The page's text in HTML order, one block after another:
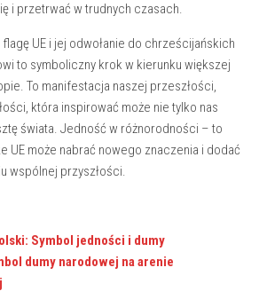
i przetrwać w trudnych czasach.
UE i jej​ odwołanie do chrześcijańskich
to⁣ symboliczny krok​ w kierunku większej
To manifestacja‍ naszej przeszłości,
która inspirować może nie tylko nas
świata. Jedność w różnorodności – to
UE może nabrać nowego znaczenia i dodać
‌wspólnej przyszłości.‌
Symbol jedności i dumy
dumy narodowej na arenie